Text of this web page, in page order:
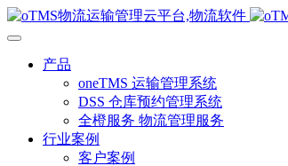
产品
oneTMS 运输管理系统
DSS 仓库预约管理系统
全橙服务 物流管理服务
行业案例
客户案例